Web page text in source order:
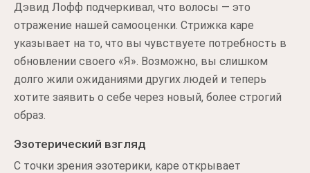
Дэвид Лофф подчеркивал, что волосы — это
отражение нашей самооценки. Стрижка каре
указывает на то, что вы чувствуете потребность в
обновлении своего «Я». Возможно, вы слишком
долго жили ожиданиями других людей и теперь
хотите заявить о себе через новый, более строгий
образ.
Эзотерический взгляд
С точки зрения эзотерики, каре открывает